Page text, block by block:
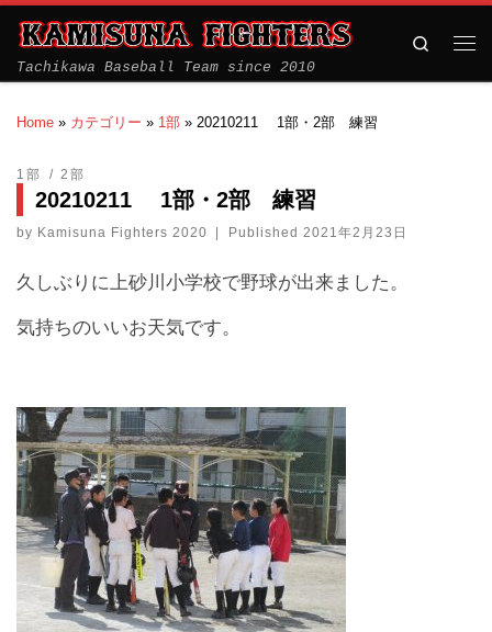
Tachikawa Baseball Team since 2010
Search
Home » カテゴリー » 1部 » 20210211 1部・2部 練習
1部 2部
20210211 1部・2部 練習
by Kamisuna Fighters 2020 Published 2021年2月23日
久しぶりに上砂川小学校で野球が出来ました。
気持ちのいいお天気です。